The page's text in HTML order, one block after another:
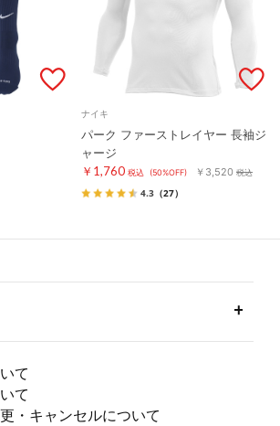
ナイキ
パーク ファーストレイヤー 長袖ジ
ャージ
￥1,760 税込 (50%OFF) ￥3,520 税込
4.3 （27）
て
て
・キャンセルについて